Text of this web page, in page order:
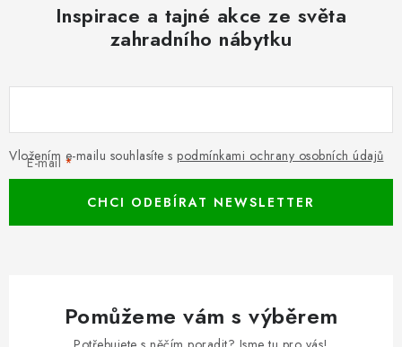
Inspirace a tajné akce ze světa
zahradního nábytku
E-mail
Vložením e-mailu souhlasíte s podmínkami ochrany osobních údajů
CHCI ODEBÍRAT NEWSLETTER
Pomůžeme vám s výběrem